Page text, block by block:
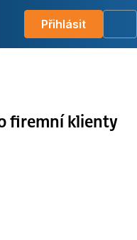
Přihlásit
firemní klienty